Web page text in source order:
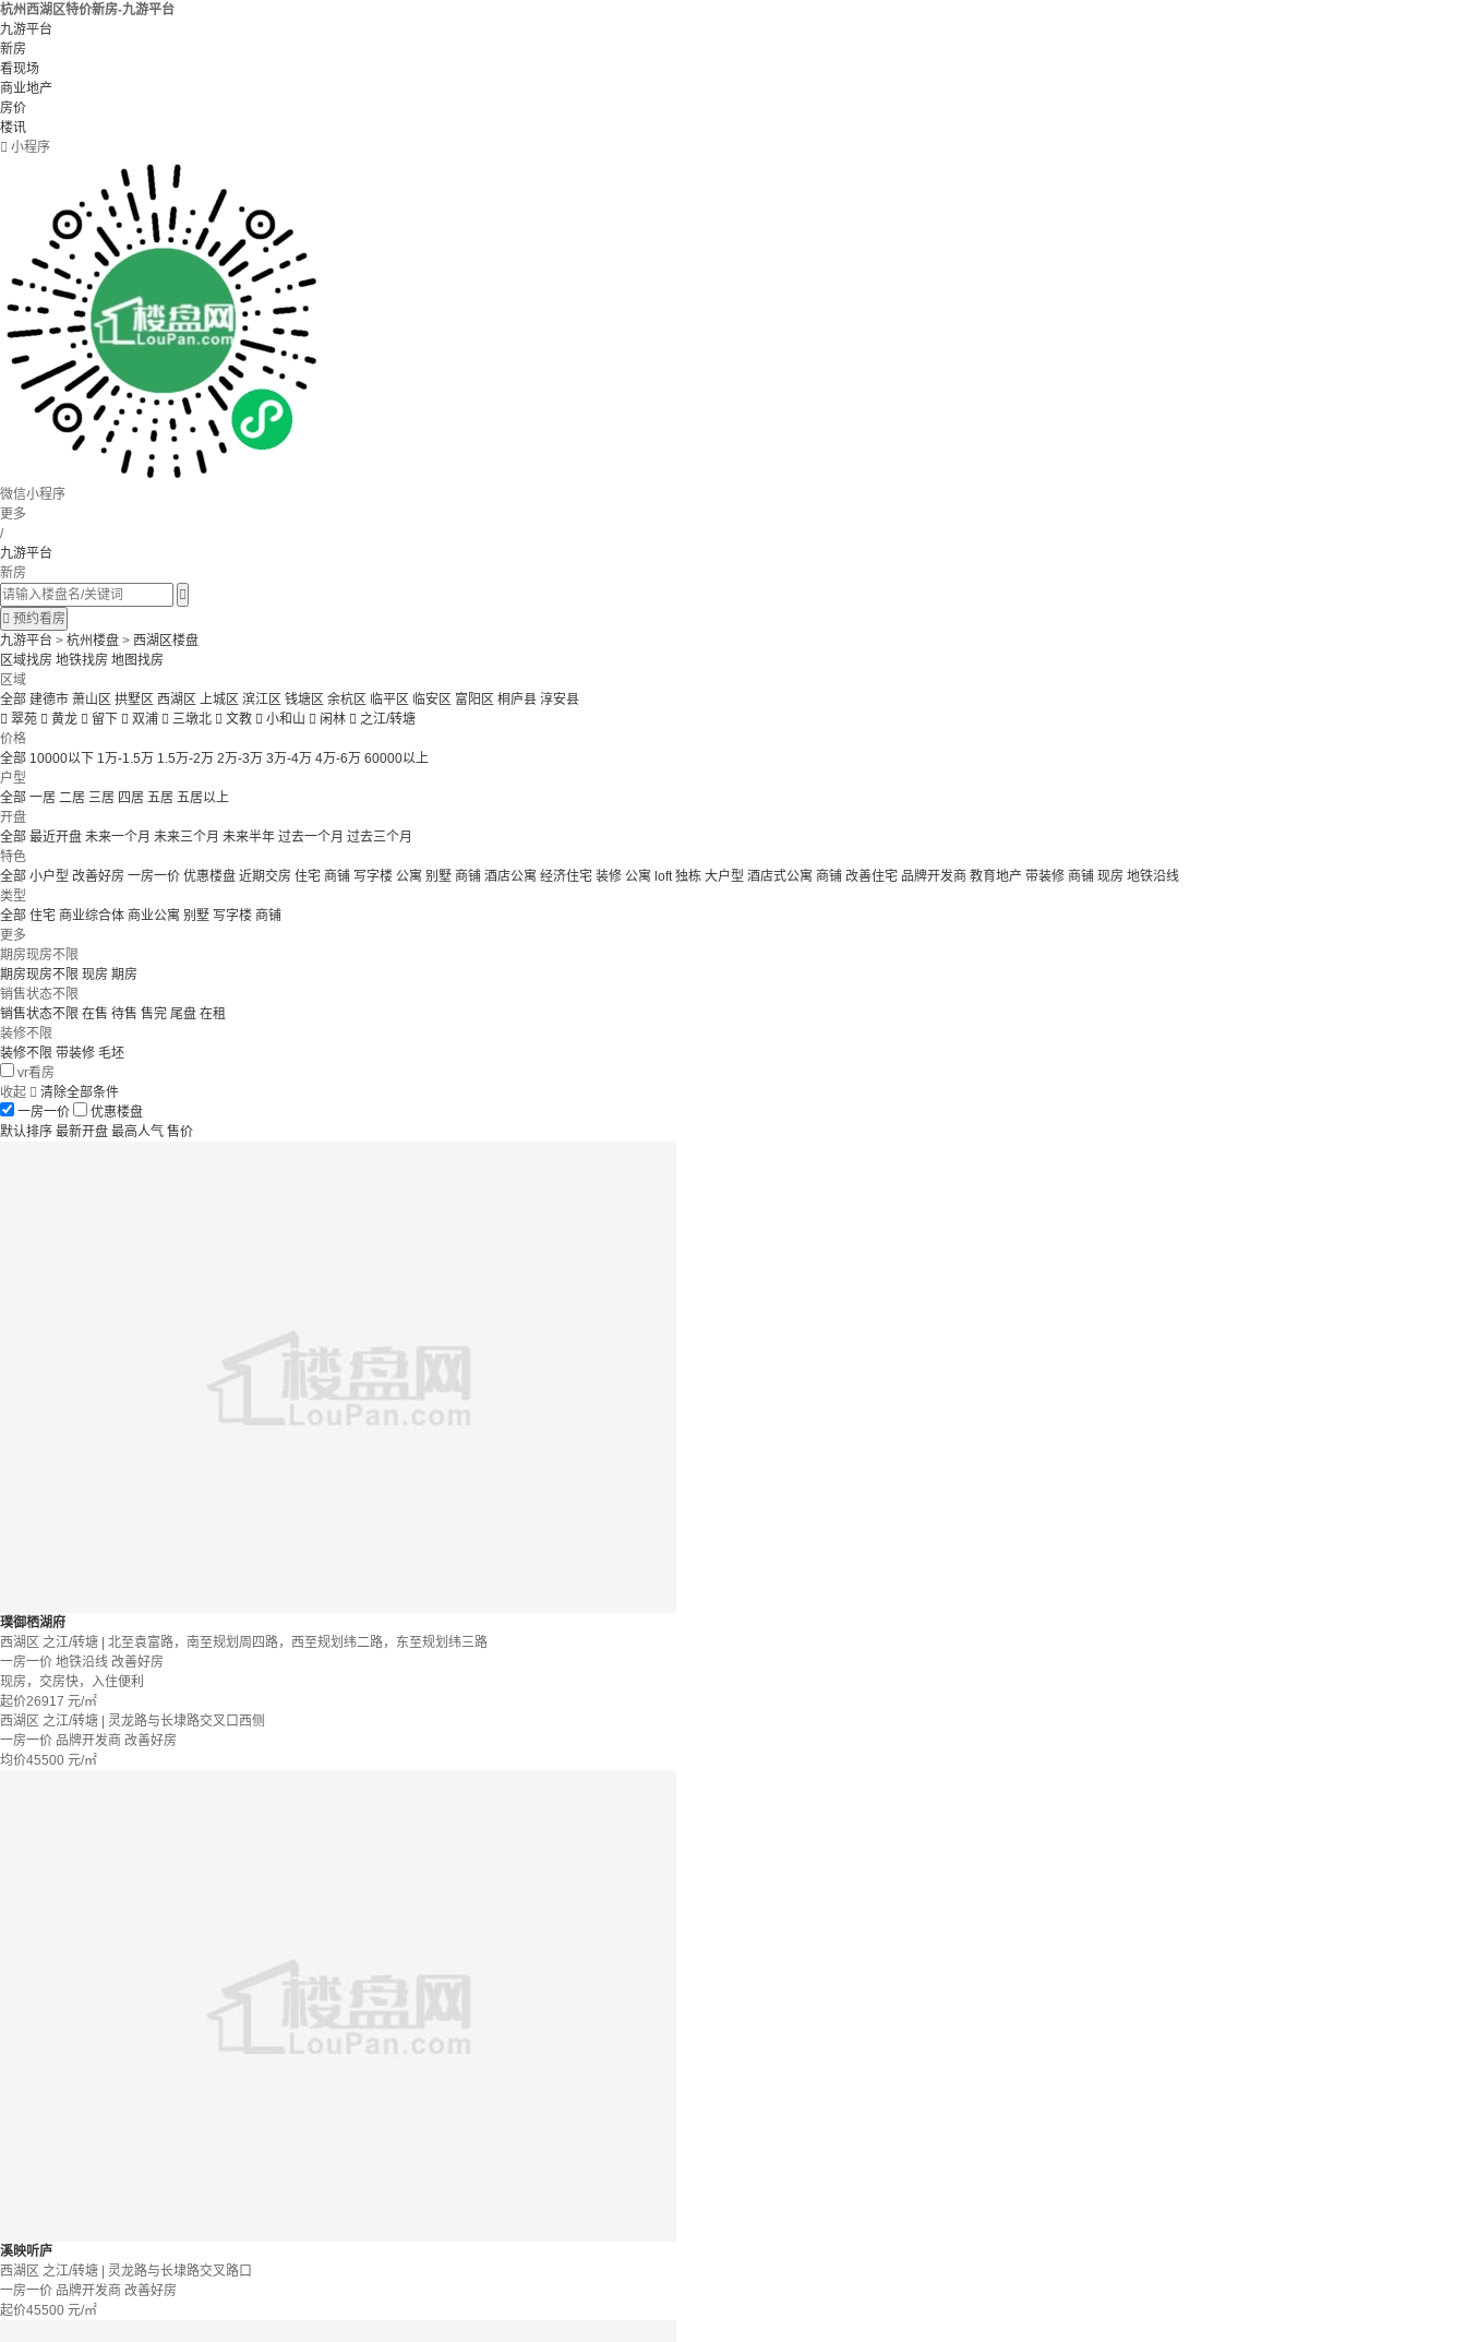
杭州西湖区特价新房-九游平台
九游平台
新房
看现场
商业地产
房价
楼讯
 小程序
微信小程序
更多
/
九游平台
新房

 预约看房
九游平台 > 杭州楼盘 > 西湖区楼盘
区域找房 地铁找房 地图找房
区域
全部 建德市 萧山区 拱墅区 西湖区 上城区 滨江区 钱塘区 余杭区 临平区 临安区 富阳区 桐庐县 淳安县
 翠苑  黄龙  留下  双浦  三墩北  文教  小和山  闲林  之江/转塘
价格
全部 10000以下 1万-1.5万 1.5万-2万 2万-3万 3万-4万 4万-6万 60000以上
户型
全部 一居 二居 三居 四居 五居 五居以上
开盘
全部 最近开盘 未来一个月 未来三个月 未来半年 过去一个月 过去三个月
特色
全部 小户型 改善好房 一房一价 优惠楼盘 近期交房 住宅 商铺 写字楼 公寓 别墅 商铺 酒店公寓 经济住宅 装修 公寓 loft独栋 大户型 酒店式公寓 商铺 改善住宅 品牌开发商 教育地产 带装修 商铺 现房 地铁沿线
类型
全部 住宅 商业综合体 商业公寓 别墅 写字楼 商铺
更多
期房现房不限
期房现房不限 现房 期房
销售状态不限
销售状态不限 在售 待售 售完 尾盘 在租
装修不限
装修不限 带装修 毛坯
vr看房
收起  清除全部条件
一房一价
优惠楼盘
默认排序 最新开盘 最高人气 售价
璞御栖湖府
西湖区 之江/转塘 | 北至袁富路，南至规划周四路，西至规划纬二路，东至规划纬三路
一房一价 地铁沿线 改善好房
现房，交房快，入住便利
起价26917 元/㎡
西湖区 之江/转塘 | 灵龙路与长埭路交叉口西侧
一房一价 品牌开发商 改善好房
均价45500 元/㎡
溪映听庐
西湖区 之江/转塘 | 灵龙路与长埭路交叉路口
一房一价 品牌开发商 改善好房
起价45500 元/㎡